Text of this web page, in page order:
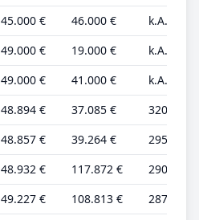
45.000 € 46.000 €
k.A.
49.000 € 19.000 €
k.A.
49.000 € 41.000 €
k.A.
48.894 € 37.085 €
320 €
48.857 € 39.264 €
295 €
48.932 € 117.872 €
290 €
49.227 € 108.813 €
287 €